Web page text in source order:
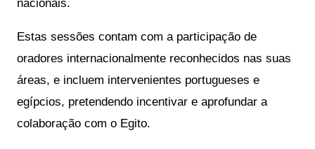
nacionais.
Estas sessões contam com a participação de
oradores internacionalmente reconhecidos nas suas
áreas, e incluem intervenientes portugueses e
egípcios, pretendendo incentivar e aprofundar a
colaboração com o Egito.